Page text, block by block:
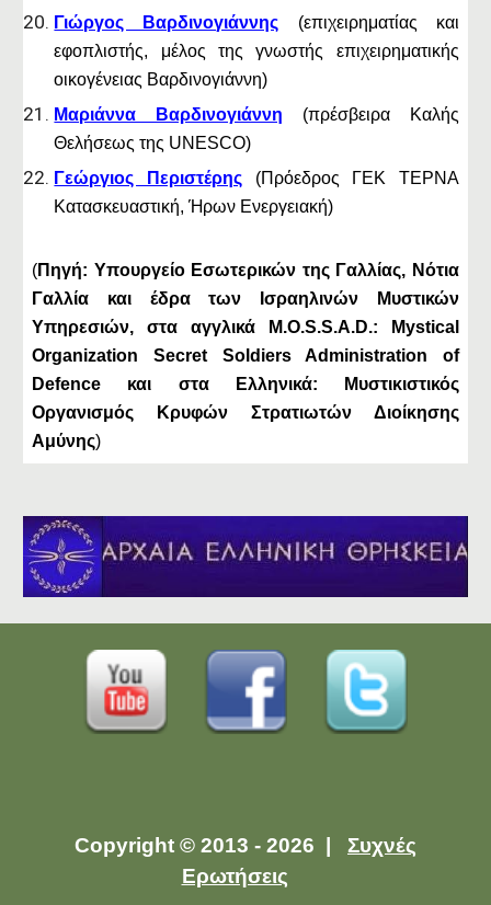
Γιώργος Βαρδινογιάννης (επιχειρηματίας και
εφοπλιστής, μέλος της γνωστής επιχειρηματικής
οικογένειας Βαρδινογιάννη)
Μαριάννα Βαρδινογιάννη (πρέσβειρα Καλής
Θελήσεως της UNESCO)
Γεώργιος Περιστέρης(Πρόεδρος ΓΕΚ ΤΕΡΝΑ
Κατασκευαστική, Ήρων Ενεργειακή)
(Πηγή: Υπουργείο Εσωτερικών της Γαλλίας, Νότια
Γαλλία και έδρα των Ισραηλινών Μυστικών
Υπηρεσιών, στα αγγλικά M.O.S.S.A.D.: Mystical
Organization Secret Soldiers Administration of
Defence και στα Ελληνικά: Μυστικιστικός
Οργανισμός Κρυφών Στρατιωτών Διοίκησης
Αμύνης)
Copyright © 2013 - 2026 | Συχνές
Ερωτήσεις